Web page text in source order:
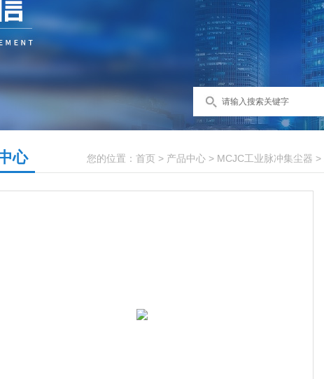
您的位置： 首页 > 产品中心 > MCJC工业脉冲集尘器 >
心